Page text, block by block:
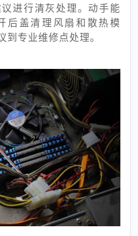
进行清灰处理。动手能
后盖清理风扇和散热模
专业维修点处理。